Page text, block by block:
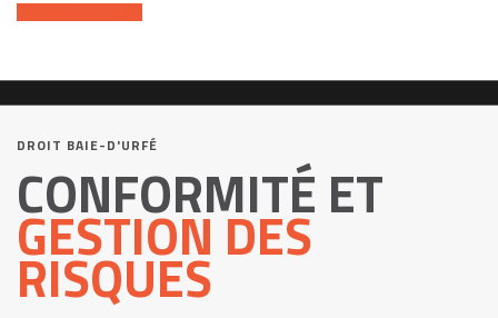
DROIT BAIE-D'URFÉ
CONFORMITÉ ET
GESTION DES
RISQUES